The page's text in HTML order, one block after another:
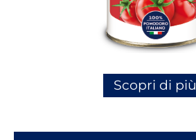
Scopri di più